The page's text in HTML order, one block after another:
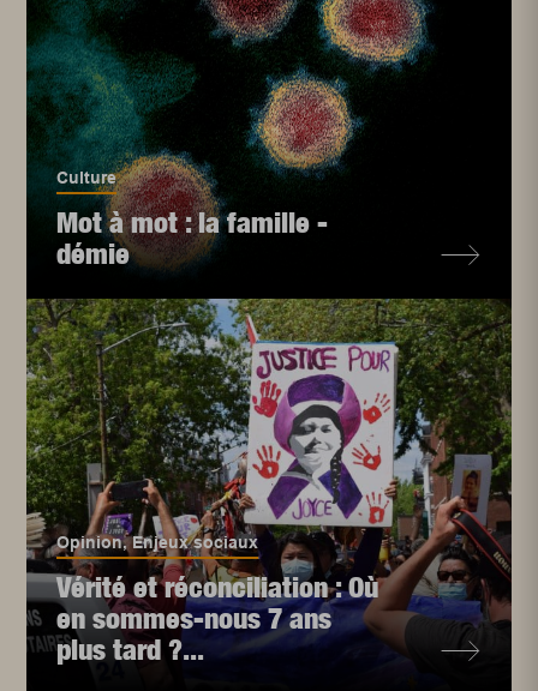
Culture
Mot à mot : la famille -
démie
Opinion,Enjeux sociaux
Vérité et réconciliation : Où
en sommes-nous 7 ans
plus tard ?...